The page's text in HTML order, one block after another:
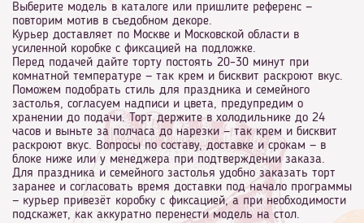
Выберите модель в каталоге или пришлите референс —
повторим мотив в съедобном декоре.
Курьер доставляет по Москве и Московской области в
усиленной коробке с фиксацией на подложке.
Перед подачей дайте торту постоять 20–30 минут при
комнатной температуре — так крем и бисквит раскроют вкус.
Поможем подобрать стиль для праздника и семейного
застолья, согласуем надписи и цвета, предупредим о
хранении до подачи. Торт держите в холодильнике до 24
часов и выньте за полчаса до нарезки — так крем и бисквит
раскроют вкус. Вопросы по составу, доставке и срокам — в
блоке ниже или у менеджера при подтверждении заказа.
Для праздника и семейного застолья удобно заказать торт
заранее и согласовать время доставки под начало программы
— курьер привезёт коробку с фиксацией, а при необходимости
подскажет, как аккуратно перенести модель на стол.